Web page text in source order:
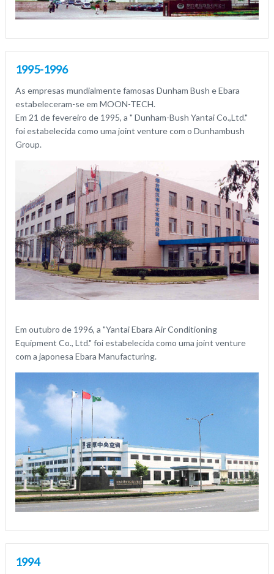
1995-1996
As empresas mundialmente famosas Dunham Bush e Ebara
estabeleceram-se em MOON-TECH.
Em 21 de fevereiro de 1995, a " Dunham-Bush Yantai Co.,Ltd."
foi estabelecida como uma joint venture com o Dunhambush
Group.
Em outubro de 1996, a "Yantai Ebara Air Conditioning
Equipment Co., Ltd." foi estabelecida como uma joint venture
com a japonesa Ebara Manufacturing.
1994